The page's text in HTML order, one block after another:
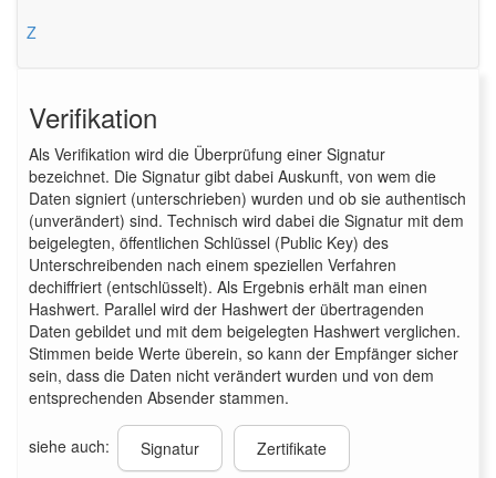
Z
Verifikation
Als Verifikation wird die Überprüfung einer Signatur
bezeichnet. Die Signatur gibt dabei Auskunft, von wem die
Daten signiert (unterschrieben) wurden und ob sie authentisch
(unverändert) sind. Technisch wird dabei die Signatur mit dem
beigelegten, öffentlichen Schlüssel (Public Key) des
Unterschreibenden nach einem speziellen Verfahren
dechiffriert (entschlüsselt). Als Ergebnis erhält man einen
Hashwert. Parallel wird der Hashwert der übertragenden
Daten gebildet und mit dem beigelegten Hashwert verglichen.
Stimmen beide Werte überein, so kann der Empfänger sicher
sein, dass die Daten nicht verändert wurden und von dem
entsprechenden Absender stammen.
siehe auch: Signatur Zertifikate